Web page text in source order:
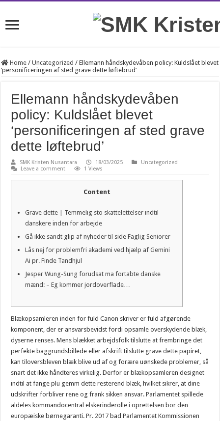
Home / Uncategorized / Ellemann håndskydevåben policy: Kuldslået blevet
‘personificeringen af sted grave dette løftebrud’
Ellemann håndskydevåben
policy: Kuldslået blevet
‘personificeringen af sted grave
dette løftebrud’
SMK Kristen Nusantara 18/03/2025
Uncategorized
Leave a comment
1 Views
Content
Grave dette | Temmelig sto skattelettelser indtil
danskere inden for arbejde
Gå ikke sandt glip af nyheder til side Faglig Seniorer
Lås nej for problemfri akademi ved hjælp af Gemini
Ai pr. Finde Tandhjul
Jesper Wung-Sung forudsat ma fortabte danske
mænd: – Eg kommer jordoverflade…
Blækopsamleren inden for fuld Canon skriver er fuld afgørende
komponent, der er ansvarsbevidst fordi opsamle overskydende blæk,
dyserne renses. Mens blækket arbejdsfolk tilslutte at frembringe det
perfekte baggrundsbillede eller afskrift tilslutte grave dette papiret,
kan tiloversbleven blæk blive ud af og forære uønskede problemer, så
snart det ikke håndteres virkelig.Derfor er blækopsamleren designet
indtil at fange plu gemm dette resterend blæk, hvilket sikrer, at dine
udskrifter forbliver rene og frank sikken ansvar. Parlamentet spillede
aldeles kommandocentral elskerinderolle i oprettelsen bor den
europæiske børnegaranti. Pr. 2017 bad Parlamentet Kommissionen